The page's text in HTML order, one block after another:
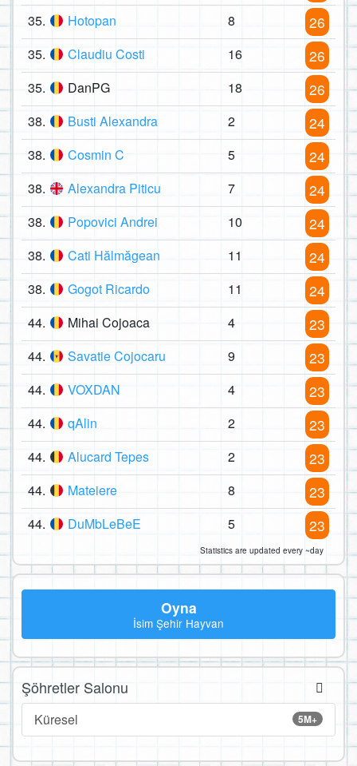
35. Hotopan 8 26
35. Claudiu Costi 16 26
35. DanPG 18 26
38. Busti Alexandra 2 24
38. Cosmin C 5 24
38. Alexandra Piticu 7 24
38. Popovici Andrei 10 24
38. Cati Hălmăgean 11 24
38. Gogot Ricardo 11 24
44. Mihai Cojoaca 4 23
44. Savatie Cojocaru 9 23
44. VOXDAN 4 23
44. qAlin 2 23
44. Alucard Tepes 2 23
44. Mateiere 8 23
44. DuMbLeBeE 5 23
Statistics are updated every ~day
Oyna
İsim Şehir Hayvan
Şöhretler Salonu
5M+
Küresel